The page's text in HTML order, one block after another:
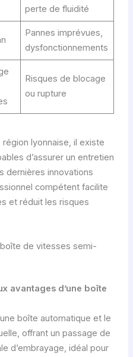
perte de fluidité
Pannes imprévues,
dysfonctionnements
Risques de blocage
ou rupture
lyonnaise, il existe
d’assurer un entretien
dernières innovations
compétent facilite
et réduit les risques
de vitesses semi-
avantages d’une boîte
boîte automatique et le
offrant un passage de
d’embrayage, idéal pour